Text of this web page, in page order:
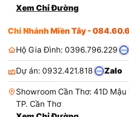
Xem Chỉ Đường
Chi Nhánh Miền Tây -
Hộ Gia Đình: 0396.796.229
Dự án: 0932.421.818 Zalo
Showroom Cần Thơ: 41D
TP. Cần Thơ